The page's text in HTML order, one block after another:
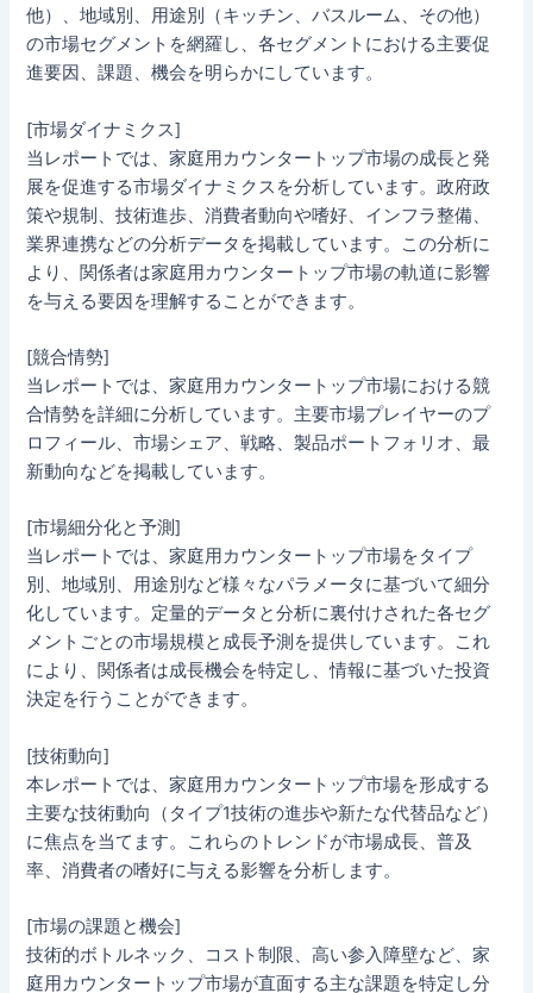
他）、地域別、用途別（キッチン、バスルーム、その他）
の市場セグメントを網羅し、各セグメントにおける主要促
進要因、課題、機会を明らかにしています。
[市場ダイナミクス]
当レポートでは、家庭用カウンタートップ市場の成長と発
展を促進する市場ダイナミクスを分析しています。政府政
策や規制、技術進歩、消費者動向や嗜好、インフラ整備、
業界連携などの分析データを掲載しています。この分析に
より、関係者は家庭用カウンタートップ市場の軌道に影響
を与える要因を理解することができます。
[競合情勢]
当レポートでは、家庭用カウンタートップ市場における競
合情勢を詳細に分析しています。主要市場プレイヤーのプ
ロフィール、市場シェア、戦略、製品ポートフォリオ、最
新動向などを掲載しています。
[市場細分化と予測]
当レポートでは、家庭用カウンタートップ市場をタイプ
別、地域別、用途別など様々なパラメータに基づいて細分
化しています。定量的データと分析に裏付けされた各セグ
メントごとの市場規模と成長予測を提供しています。これ
により、関係者は成長機会を特定し、情報に基づいた投資
決定を行うことができます。
[技術動向]
本レポートでは、家庭用カウンタートップ市場を形成する
主要な技術動向（タイプ1技術の進歩や新たな代替品など）
に焦点を当てます。これらのトレンドが市場成長、普及
率、消費者の嗜好に与える影響を分析します。
[市場の課題と機会]
技術的ボトルネック、コスト制限、高い参入障壁など、家
庭用カウンタートップ市場が直面する主な課題を特定し分